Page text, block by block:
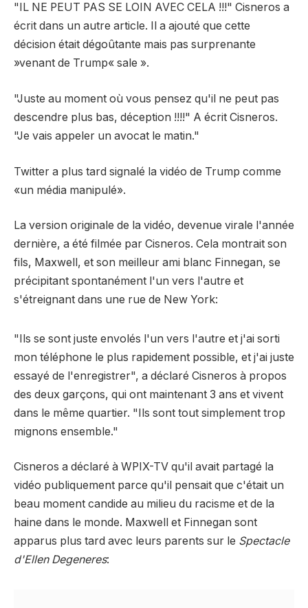
"IL NE PEUT PAS SE LOIN AVEC CELA !!!" Cisneros a
écrit dans un autre article. Il a ajouté que cette
décision était dégoûtante mais pas surprenante
»venant de Trump« sale ».
"Juste au moment où vous pensez qu'il ne peut pas
descendre plus bas, déception !!!!" A écrit Cisneros.
"Je vais appeler un avocat le matin."
Twitter a plus tard signalé la vidéo de Trump comme
«un média manipulé».
La version originale de la vidéo, devenue virale l'année
dernière, a été filmée par Cisneros. Cela montrait son
fils, Maxwell, et son meilleur ami blanc Finnegan, se
précipitant spontanément l'un vers l'autre et
s'étreignant dans une rue de New York:
"Ils se sont juste envolés l'un vers l'autre et j'ai sorti
mon téléphone le plus rapidement possible, et j'ai juste
essayé de l'enregistrer", a déclaré Cisneros à propos
des deux garçons, qui ont maintenant 3 ans et vivent
dans le même quartier. "Ils sont tout simplement trop
mignons ensemble."
Cisneros a déclaré à WPIX-TV qu'il avait partagé la
vidéo publiquement parce qu'il pensait que c'était un
beau moment candide au milieu du racisme et de la
haine dans le monde. Maxwell et Finnegan sont
apparus plus tard avec leurs parents sur le Spectacle
d'Ellen Degeneres: